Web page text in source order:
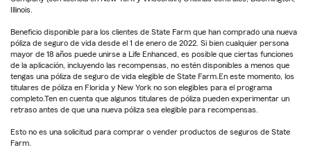
Illinois.
Beneficio disponible para los clientes de State Farm que han comprado una nueva
póliza de seguro de vida desde el 1 de enero de 2022. Si bien cualquier persona
mayor de 18 años puede unirse a Life Enhanced, es posible que ciertas funciones
de la aplicación, incluyendo las recompensas, no estén disponibles a menos que
tengas una póliza de seguro de vida elegible de State Farm.En este momento, los
titulares de póliza en Florida y New York no son elegibles para el programa
completo.Ten en cuenta que algunos titulares de póliza pueden experimentar un
retraso antes de que una nueva póliza sea elegible para recompensas.
Esto no es una solicitud para comprar o vender productos de seguros de State
Farm.